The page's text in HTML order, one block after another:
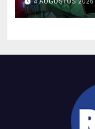
4 AUGUSTUS 2026